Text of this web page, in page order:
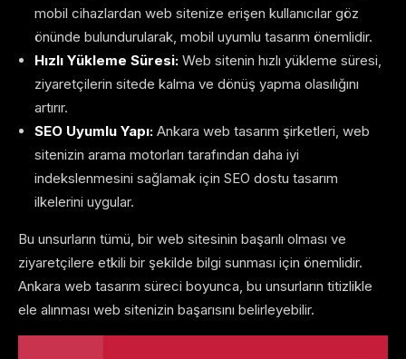
mobil cihazlardan web sitenize erişen kullanıcılar göz
önünde bulundurularak, mobil uyumlu tasarım önemlidir.
Hızlı Yükleme Süresi: Web sitenin hızlı yükleme süresi,
ziyaretçilerin sitede kalma ve dönüş yapma olasılığını
artırır.
SEO Uyumlu Yapı: Ankara web tasarım şirketleri, web
sitenizin arama motorları tarafından daha iyi
indekslenmesini sağlamak için SEO dostu tasarım
ilkelerini uygular.
Bu unsurların tümü, bir web sitesinin başarılı olması ve
ziyaretçilere etkili bir şekilde bilgi sunması için önemlidir.
Ankara web tasarım süreci boyunca, bu unsurların titizlikle
ele alınması web sitenizin başarısını belirleyebilir.